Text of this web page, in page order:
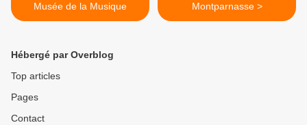
Musée de la Musique
Montparnasse >
Hébergé par Overblog
Top articles
Pages
Contact